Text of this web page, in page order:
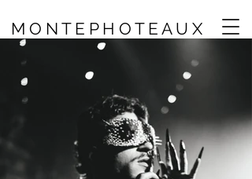
M O N T E P H O T E A U X